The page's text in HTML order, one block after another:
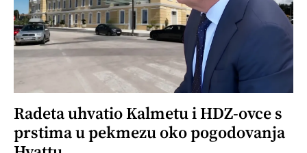
Radeta uhvatio Kalmetu i HDZ-ovce s
prstima u pekmezu oko pogodovanja